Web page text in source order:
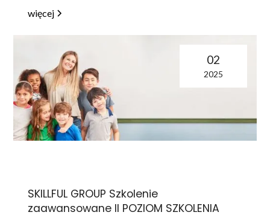
więcej
02
2025
SKILLFUL GROUP Szkolenie
zaawansowane II POZIOM SZKOLENIA